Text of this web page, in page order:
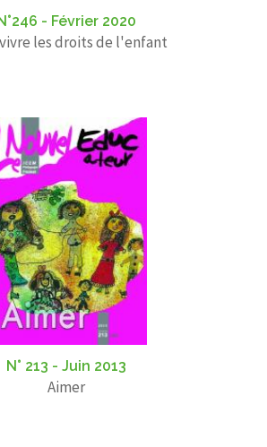
- Février 2020
les droits de l'enfant
N° 213 - Juin 2013
Aimer